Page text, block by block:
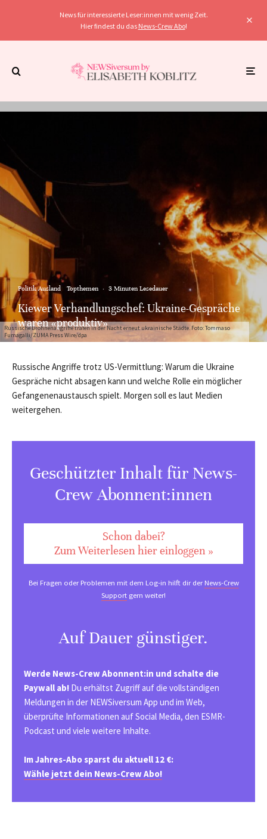
News für interessierte Leser:innen mit wenig Zeit.
Hier findest du das News-Crew Abo!
Russische Drohnenangriffe trafen in der Nacht erneut ukrainische Städte. Foto: Tommaso
Fumagalli/ZUMA Press Wire/dpa
Politik Ausland Topthemen · 3 Minuten Lesedauer
Kiewer Verhandlungschef: Ukraine-Gespräche
waren «produktiv»
Russische Angriffe trotz US-Vermittlung: Warum die Ukraine
Gespräche nicht absagen kann und welche Rolle ein möglicher
Gefangenenaustausch spielt. Morgen soll es laut Medien
weitergehen.
Geschützter Inhalt für News-
Crew Abonnent:innen
Schon dabei?
Zum Weiterlesen hier einloggen »
Bei Fragen oder Problemen mit dem Log-in hilft dir derNews-Crew
Support gern weiter!
Auf Dauer günstiger.
Werde News-Crew Abonnent:in und schalte die
Paywall ab! Du erhältst Zugriff auf die vollständigen
Meldungen in der NEWSiversum App und im Web,
überprüfte Informationen auf Social Media, den ESMR-
Podcast und viele weitere Inhalte.
Im Jahres-Abo sparst du aktuell 12 €:
Wähle jetzt dein News-Crew Abo!